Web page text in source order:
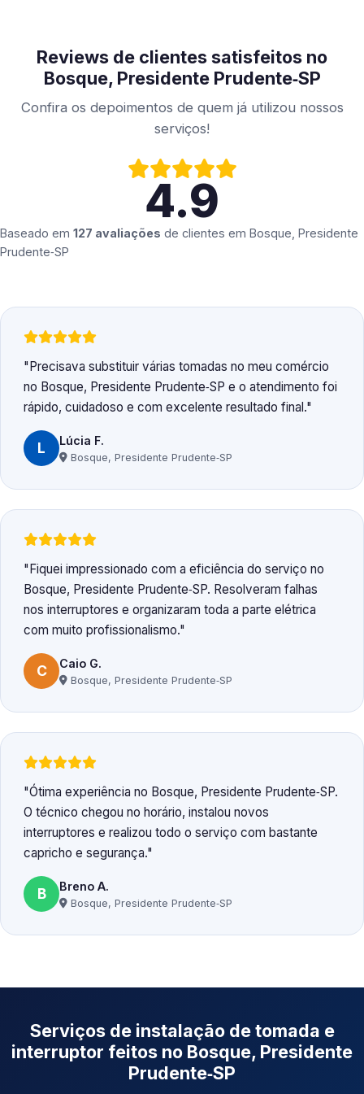
Reviews de clientes satisfeitos no
Bosque, Presidente Prudente‑SP
Confira os depoimentos de quem já utilizou nossos
serviços!
4.9
Baseado em 127 avaliações de clientes em Bosque, Presidente
Prudente‑SP
Precisava substituir várias tomadas no meu comércio
no Bosque, Presidente Prudente‑SP e o atendimento foi
rápido, cuidadoso e com excelente resultado final.
L Lúcia F.
Bosque, Presidente Prudente‑SP
Fiquei impressionado com a eficiência do serviço no
Bosque, Presidente Prudente‑SP. Resolveram falhas
nos interruptores e organizaram toda a parte elétrica
com muito profissionalismo.
C Caio G.
Bosque, Presidente Prudente‑SP
Ótima experiência no Bosque, Presidente Prudente‑SP.
O técnico chegou no horário, instalou novos
interruptores e realizou todo o serviço com bastante
capricho e segurança.
B Breno A.
Bosque, Presidente Prudente‑SP
Serviços de instalação de tomada e
interruptor feitos no Bosque, Presidente
Prudente‑SP